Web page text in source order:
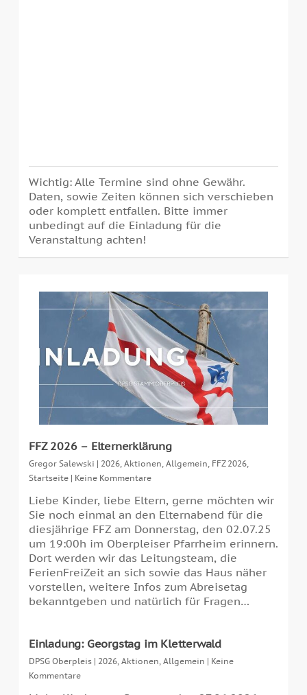
Wichtig: Alle Termine sind ohne Gewähr.
Daten, sowie Zeiten können sich verschieben
oder komplett entfallen. Bitte immer
unbedingt auf die Einladung für die
Veranstaltung achten!
FFZ 2026 – Elternerklärung
Gregor Salewski | 2026, Aktionen Allgemein FFZ 2026,
Startseite | Keine Kommentare
Liebe Kinder, liebe Eltern, gerne möchten wir
Sie noch einmal an den Elternabend für die
diesjährige FFZ am Donnerstag, den 02.07.25
um 19:00h im Oberpleiser Pfarrheim erinnern.
Dort werden wir das Leitungsteam, die
FerienFreiZeit an sich sowie das Haus näher
vorstellen, weitere Infos zum Abreisetag
bekanntgeben und natürlich für Fragen…
Einladung: Georgstag im Kletterwald
DPSG Oberpleis | 2026, Aktionen Allgemein | Keine
Kommentare